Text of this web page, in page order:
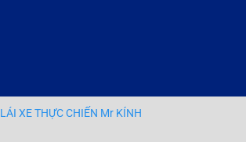
LÁI XE THỰC CHIẾN Mr KÍNH